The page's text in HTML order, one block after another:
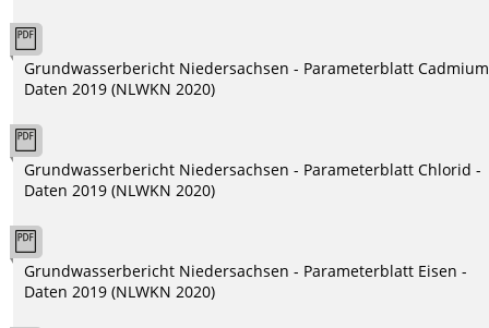
Grundwasserbericht Niedersachsen - Parameterblatt
Daten 2019 (NLWKN 2020)
Grundwasserbericht Niedersachsen - Parameterblatt Chlorid -
Daten 2019 (NLWKN 2020)
Grundwasserbericht Niedersachsen - Parameterblatt Eisen -
Daten 2019 (NLWKN 2020)